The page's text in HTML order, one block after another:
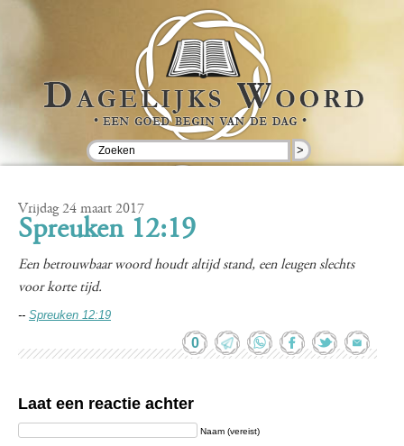
>
Vrijdag 24 maart 2017
Spreuken 12:19
Een betrouwbaar woord houdt altijd stand, een leugen slechts
voor korte tijd.
-- Spreuken 12:19
0
Laat een reactie achter
Naam (vereist)